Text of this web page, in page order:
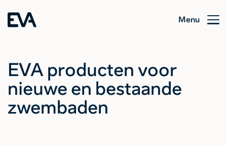
Menu
EVA producten voor
nieuwe en bestaande
zwembaden